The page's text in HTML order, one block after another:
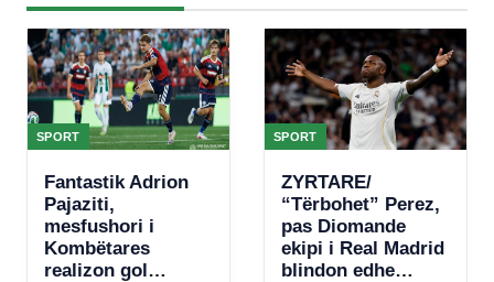
SPORT
Fantastik Adrion
Pajaziti,
mesfushori i
Kombëtares
realizon gol
SPORT
ZYRTARE/
“Tërbohet” Perez,
pas Diomande
ekipi i Real Madrid
blindon edhe